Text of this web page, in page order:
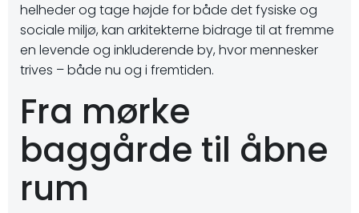
helheder og tage højde for både det fysiske og
sociale miljø, kan arkitekterne bidrage til at fremme
en levende og inkluderende by, hvor mennesker
trives – både nu og i fremtiden.
Fra mørke
baggårde til åbne
rum